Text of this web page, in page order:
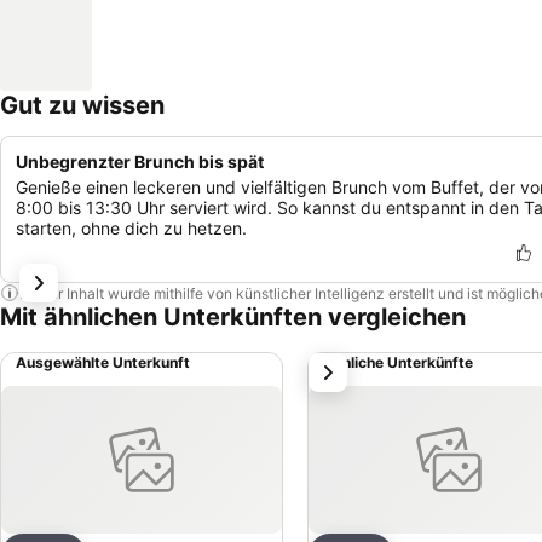
Gut zu wissen
Unbegrenzter Brunch bis spät
Genieße einen leckeren und vielfältigen Brunch vom Buffet, der
8:00 bis 13:30 Uhr serviert wird. So kannst du entspannt in den
starten, ohne dich zu hetzen.
Dieser Inhalt wurde mithilfe von künstlicher Intelligenz erstellt und ist
Mit ähnlichen Unterkünften vergleichen
Ausgewählte Unterkunft Ähnliche Unterkünfte
weiter